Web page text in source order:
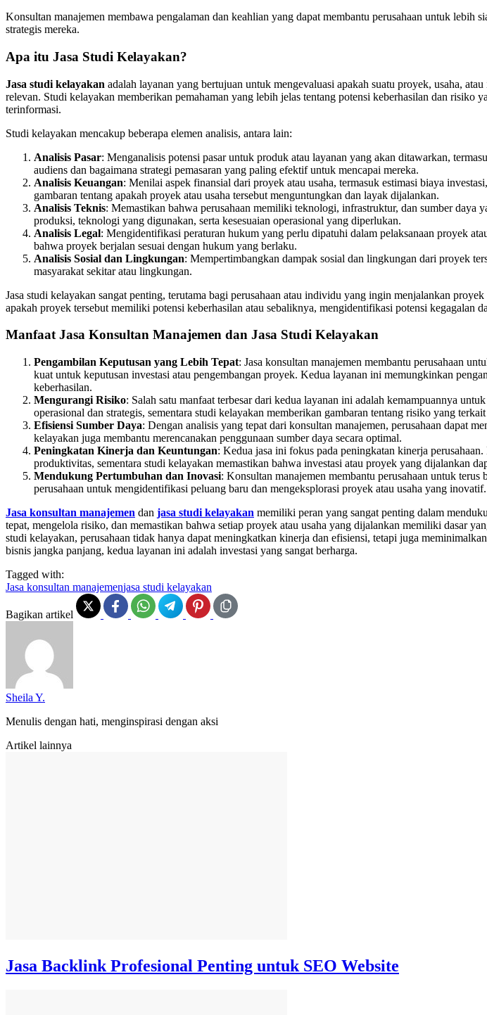
Konsultan manajemen membawa pengalaman dan keahlian yang dapat membantu perusahaan untuk lebih
strategis mereka.
Apa itu Jasa Studi Kelayakan?
Jasa studi kelayakan adalah layanan yang bertujuan untuk mengevaluasi apakah suatu proyek, usaha,
relevan. Studi kelayakan memberikan pemahaman yang lebih jelas tentang potensi keberhasilan dan
terinformasi.
Studi kelayakan mencakup beberapa elemen analisis, antara lain:
Analisis Pasar: Menganalisis potensi pasar untuk produk atau layanan yang akan ditawarkan,
audiens dan bagaimana strategi pemasaran yang paling efektif untuk mencapai mereka.
Analisis Keuangan: Menilai aspek finansial dari proyek atau usaha, termasuk estimasi biaya
gambaran tentang apakah proyek atau usaha tersebut menguntungkan dan layak dijalankan.
Analisis Teknis: Memastikan bahwa perusahaan memiliki teknologi, infrastruktur, dan sumber daya
produksi, teknologi yang digunakan, serta kesesuaian operasional yang diperlukan.
Analisis Legal: Mengidentifikasi peraturan hukum yang perlu dipatuhi dalam pelaksanaan proyek
bahwa proyek berjalan sesuai dengan hukum yang berlaku.
Analisis Sosial dan Lingkungan: Mempertimbangkan dampak sosial dan lingkungan dari proyek
masyarakat sekitar atau lingkungan.
Jasa studi kelayakan sangat penting, terutama bagi perusahaan atau individu yang ingin menjalankan
apakah proyek tersebut memiliki potensi keberhasilan atau sebaliknya, mengidentifikasi potensi kegagalan
Manfaat Jasa Konsultan Manajemen dan Jasa Studi Kelayakan
Pengambilan Keputusan yang Lebih Tepat: Jasa konsultan manajemen membantu perusahaan
kuat untuk keputusan investasi atau pengembangan proyek. Kedua layanan ini memungkinkan
keberhasilan.
Mengurangi Risiko: Salah satu manfaat terbesar dari kedua layanan ini adalah kemampuannya
operasional dan strategis, sementara studi kelayakan memberikan gambaran tentang risiko yang
Efisiensi Sumber Daya: Dengan analisis yang tepat dari konsultan manajemen, perusahaan dapat
kelayakan juga membantu merencanakan penggunaan sumber daya secara optimal.
Peningkatan Kinerja dan Keuntungan: Kedua jasa ini fokus pada peningkatan kinerja
produktivitas, sementara studi kelayakan memastikan bahwa investasi atau proyek yang dijalankan
Mendukung Pertumbuhan dan Inovasi: Konsultan manajemen membantu perusahaan untuk
perusahaan untuk mengidentifikasi peluang baru dan mengeksplorasi proyek atau usaha yang inovatif.
Jasa konsultan manajemen dan jasa studi kelayakan memiliki peran yang sangat penting dalam
tepat, mengelola risiko, dan memastikan bahwa setiap proyek atau usaha yang dijalankan memiliki dasar
studi kelayakan, perusahaan tidak hanya dapat meningkatkan kinerja dan efisiensi, tetapi juga
bisnis jangka panjang, kedua layanan ini adalah investasi yang sangat berharga.
Tagged with:
Jasa konsultan manajemenjasa studi kelayakan
Bagikan artikel
Sheila Y.
Menulis dengan hati, menginspirasi dengan aksi
Artikel lainnya
Jasa Backlink Profesional Penting untuk SEO Website